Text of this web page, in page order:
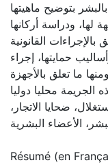
بتوضيح ماهيتها
لها، ودراسة أركانها
بالإجراءات القانونية
حمايتها، إجراء
ما تعلق بالأجهزة
محليا دوليا.
ضحايا الاتجار،
الأعضاء البشرية
Résumé (en